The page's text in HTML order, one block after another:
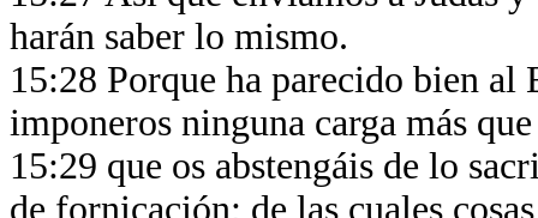
harán saber lo mismo.
15:28 Porque ha parecido bien
imponeros ninguna carga más
15:29 que os abstengáis de lo
de fornicación; de las cuales